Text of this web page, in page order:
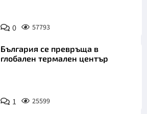
0 57793
България се превръща в
глобален термален център
1 25599